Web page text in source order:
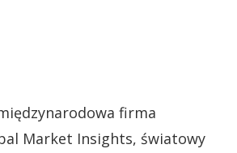
firma
Market Insights, światowy